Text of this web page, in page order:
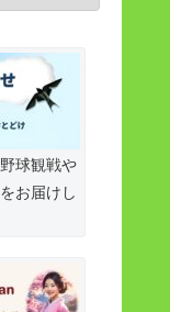
球観戦や
お届けし